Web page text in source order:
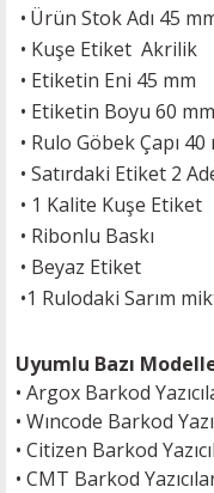
• Ürün Stok Adı 45
• Kuşe Etiket Akrilik
• Etiketin Eni 45 mm
• Etiketin Boyu 60 mm
• Rulo Göbek Çapı 40
• Satırdaki Etiket 2
• 1 Kalite Kuşe Etiket
• Ribonlu Baskı
• Beyaz Etiket
•1 Rulodaki Sarım
Uyumlu Bazı
• Argox Barkod
• Wıncode Barkod
• Citizen Barkod
• CMT Barkod